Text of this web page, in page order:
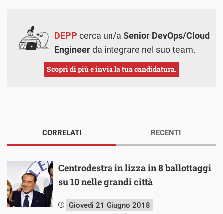
DEPP cerca un/a Senior DevOps/Cloud
Engineerda integrare nel suo team.
Scopri di più e invia la tua candidatura.
CORRELATI
Centrodestra in lizza in 8 ballottaggi
su 10 nelle grandi città
Giovedì 21 Giugno 2018
RECENTI